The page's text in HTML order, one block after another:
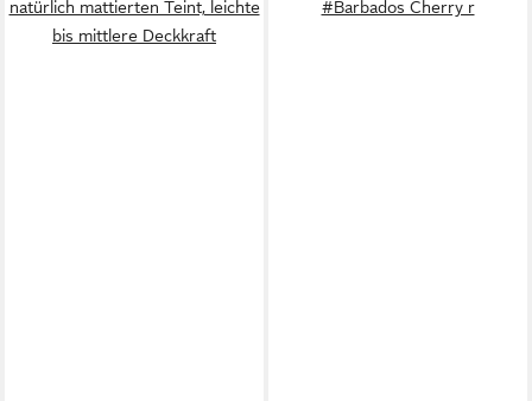
natürlich mattierten Teint, leichte
bis mittlere Deckkraft
#Barbados Cherry r